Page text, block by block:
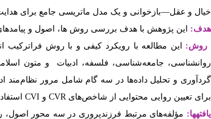
خیال و عقل—بازخوانی و یک مدل ماتریسی جامع برای هدایت
هدف: این پژوهش با هدف بررسی روش ها، اصول و
روش: این مطالعه با رویکرد کیفی و با روش
روانشناسی، جامعه‌شناسی، فلسفه، ادبیات و متون
گردآوری و تحلیل داده‌ها در سه گام شامل مرور نظام‌مند
برای تعیین روایی محتوایی از شاخص‌های CVR و CVI
یافته­ها: مؤلفه‌های مرتبط فرزندپروری در سه محور